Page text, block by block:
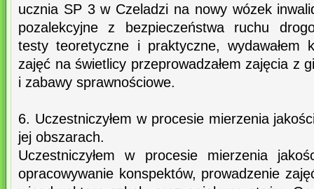
ucznia SP 3 w Czeladzi na nowy wózek
pozalekcyjne z bezpieczeństwa ruchu
testy teoretyczne i praktyczne, wydawałem
zajęć na świetlicy przeprowadzałem zajęcia z
i zabawy sprawnościowe.
6. Uczestniczyłem w procesie mierzenia
jej obszarach.
Uczestniczyłem w procesie mierzenia
opracowywanie konspektów, prowadzenie